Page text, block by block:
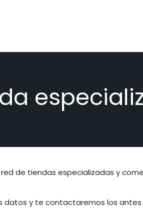
de tiendas especializadas y
datos y te contactaremos los